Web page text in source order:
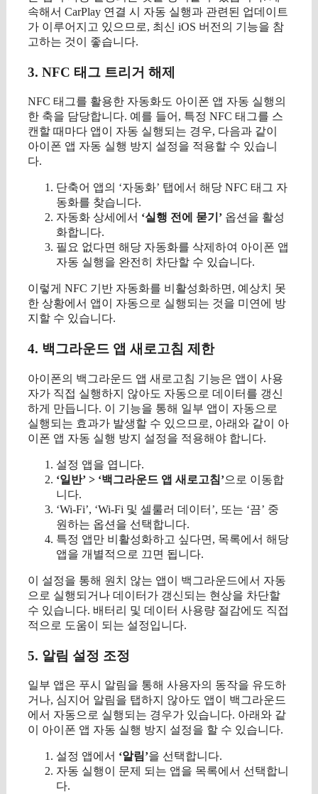
속해서 CarPlay 연결 시 자동 실행과 관련된 업데이트
가 이루어지고 있으므로, 최신 iOS 버전의 기능을 참
고하는 것이 좋습니다.
3. NFC 태그 트리거 해제
NFC 태그를 활용한 자동화도 아이폰 앱 자동 실행의
한 축을 담당합니다. 예를 들어, 특정 NFC 태그를 스
캔할 때마다 앱이 자동 실행되는 경우, 다음과 같이
아이폰 앱 자동 실행 방지 설정을 적용할 수 있습니
다.
단축어 앱의 ‘자동화’ 탭에서 해당 NFC 태그 자
동화를 찾습니다.
자동화 상세에서 ‘실행 전에 묻기’ 옵션을 활성
화합니다.
필요 없다면 해당 자동화를 삭제하여 아이폰 앱
자동 실행을 완전히 차단할 수 있습니다.
이렇게 NFC 기반 자동화를 비활성화하면, 예상치 못
한 상황에서 앱이 자동으로 실행되는 것을 미연에 방
지할 수 있습니다.
4. 백그라운드 앱 새로고침 제한
아이폰의 백그라운드 앱 새로고침 기능은 앱이 사용
자가 직접 실행하지 않아도 자동으로 데이터를 갱신
하게 만듭니다. 이 기능을 통해 일부 앱이 자동으로
실행되는 효과가 발생할 수 있으므로, 아래와 같이 아
이폰 앱 자동 실행 방지 설정을 적용해야 합니다.
설정 앱을 엽니다.
‘일반’ > ‘백그라운드 앱 새로고침’으로 이동합
니다.
‘Wi-Fi’, ‘Wi-Fi 및 셀룰러 데이터’, 또는 ‘끔’ 중
원하는 옵션을 선택합니다.
특정 앱만 비활성화하고 싶다면, 목록에서 해당
앱을 개별적으로 끄면 됩니다.
이 설정을 통해 원치 않는 앱이 백그라운드에서 자동
으로 실행되거나 데이터가 갱신되는 현상을 차단할
수 있습니다. 배터리 및 데이터 사용량 절감에도 직접
적으로 도움이 되는 설정입니다.
5. 알림 설정 조정
일부 앱은 푸시 알림을 통해 사용자의 동작을 유도하
거나, 심지어 알림을 탭하지 않아도 앱이 백그라운드
에서 자동으로 실행되는 경우가 있습니다. 아래와 같
이 아이폰 앱 자동 실행 방지 설정을 할 수 있습니다.
설정 앱에서 ‘알림’을 선택합니다.
자동 실행이 문제 되는 앱을 목록에서 선택합니
다.